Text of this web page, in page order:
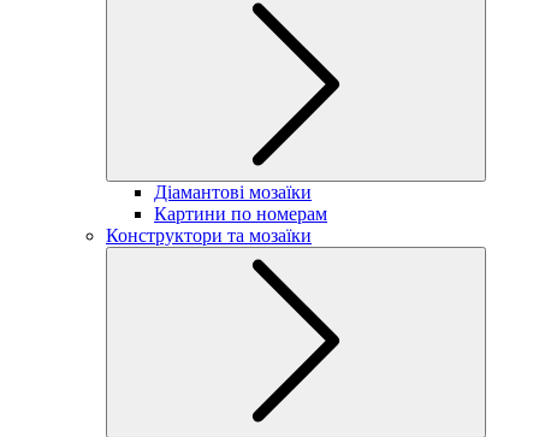
Діамантові мозаїки
Картини по номерам
Конструктори та мозаїки